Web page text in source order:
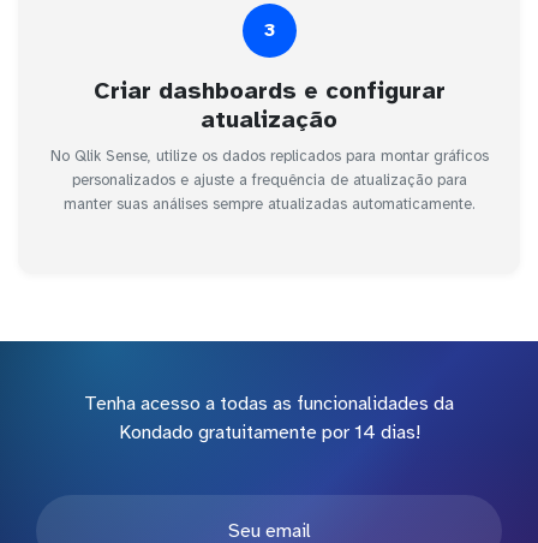
3
Criar dashboards e configurar
atualização
No Qlik Sense, utilize os dados replicados para montar gráficos
personalizados e ajuste a frequência de atualização para
manter suas análises sempre atualizadas automaticamente.
Tenha acesso a todas as funcionalidades da
Kondado gratuitamente por 14 dias!